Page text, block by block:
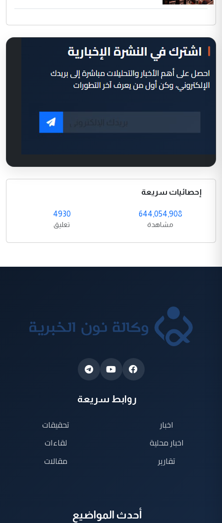
إحصائيات سريعة
644,054,908
مشاهدة
4930
تعليق
روابط سريعة
اخبار
اخبار محلية
تقارير
تحقيقات
لقاءات
مقالات
أحدث المواضيع